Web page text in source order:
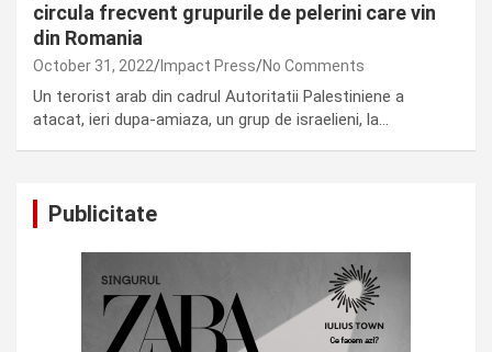
circula frecvent grupurile de pelerini care vin
din Romania
October 31, 2022 Impact Press No Comments
Un terorist arab din cadrul Autoritatii Palestiniene a
atacat, ieri dupa-amiaza, un grup de israelieni, la…
Publicitate